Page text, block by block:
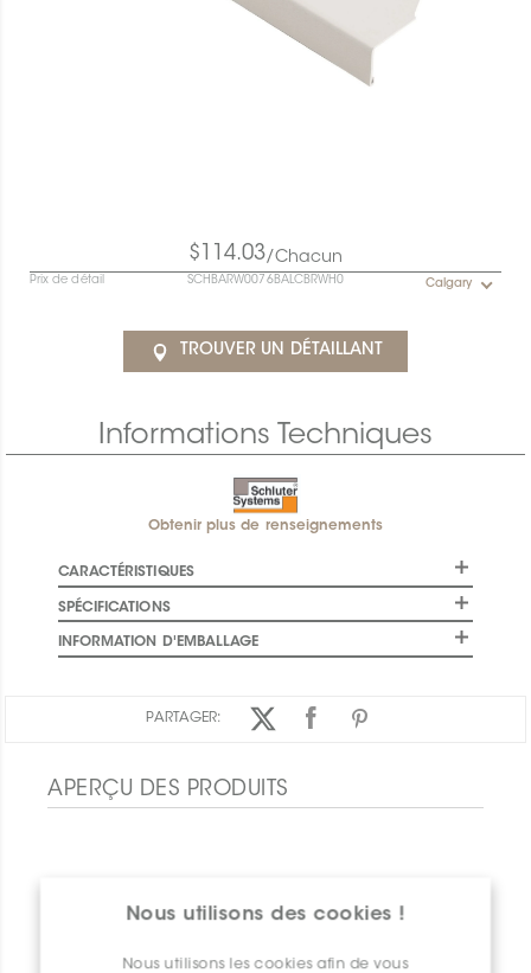
Nous utilisons des cookies !
Nous utilisons les cookies afin de vous
$114.03/Chacun
Prix de détail SCHBARW0076BALCBRWH0 Calgary
TROUVER UN DÉTAILLANT
Informations Techniques
Obtenir plus de renseignements
CARACTÉRISTIQUES
SPÉCIFICATIONS
INFORMATION D'EMBALLAGE
PARTAGER:
APERÇU DES PRODUITS